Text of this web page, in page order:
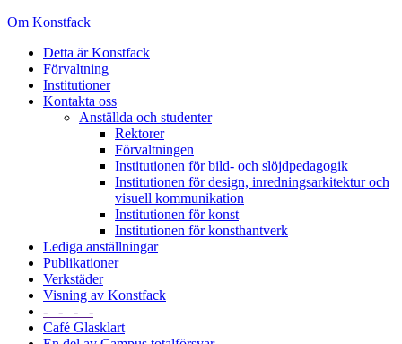
Om Konstfack
Detta är Konstfack
Förvaltning
Institutioner
Kontakta oss
Anställda och studenter
Rektorer
Förvaltningen
Institutionen för bild- och slöjdpedagogik
Institutionen för design, inredningsarkitektur och
visuell kommunikation
Institutionen för konst
Institutionen för konsthantverk
Lediga anställningar
Publikationer
Verkstäder
Visning av Konstfack
- - - -
Café Glasklart